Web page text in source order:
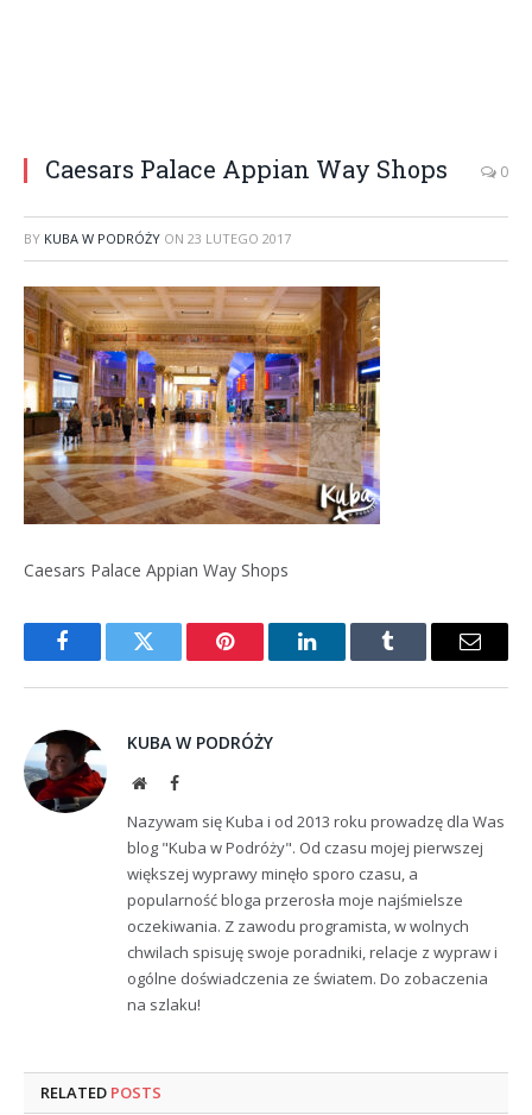
Caesars Palace Appian Way Shops 0
BY KUBA W PODRÓŻY ON 23 LUTEGO 2017
Caesars Palace Appian Way Shops
FacebookTwitter Pinterest LinkedInTumblr Email
KUBA W PODRÓŻY
WebsiteFacebook
Nazywam się Kuba i od 2013 roku prowadzę dla Was
blog "Kuba w Podróży". Od czasu mojej pierwszej
większej wyprawy minęło sporo czasu, a
popularność bloga przerosła moje najśmielsze
oczekiwania. Z zawodu programista, w wolnych
chwilach spisuję swoje poradniki, relacje z wypraw i
ogólne doświadczenia ze światem. Do zobaczenia
na szlaku!
RELATED POSTS